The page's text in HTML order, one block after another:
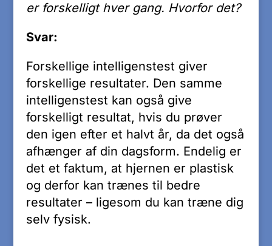
er forskelligt hver gang. Hvorfor det?
Svar:
Forskellige intelligenstest giver
forskellige resultater. Den samme
intelligenstest kan også give
forskelligt resultat, hvis du prøver
den igen efter et halvt år, da det også
afhænger af din dagsform. Endelig er
det et faktum, at hjernen er plastisk
og derfor kan trænes til bedre
resultater – ligesom du kan træne dig
selv fysisk.